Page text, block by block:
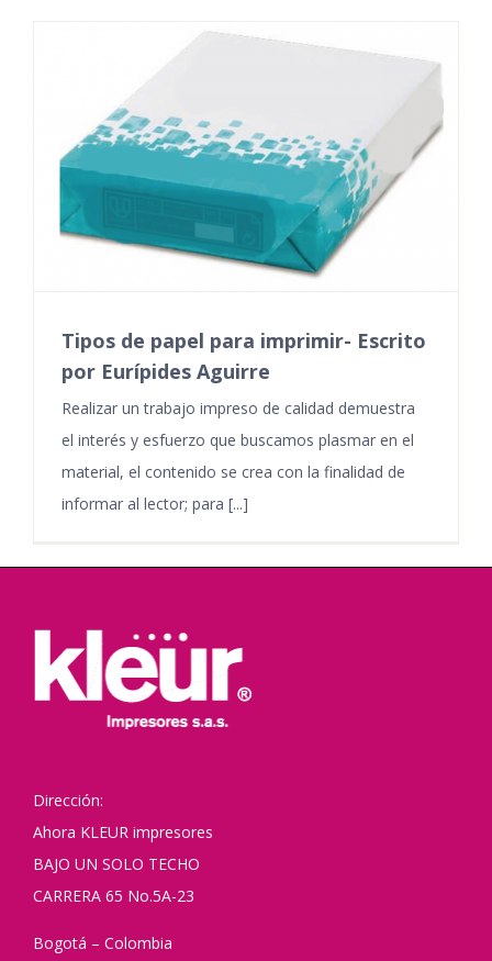
Tipos de papel para imprimir- Escrito
por Eurípides Aguirre
Realizar un trabajo impreso de calidad demuestra
el interés y esfuerzo que buscamos plasmar en el
material, el contenido se crea con la finalidad de
informar al lector; para [...]
Dirección:
Ahora KLEUR impresores
BAJO UN SOLO TECHO
CARRERA 65 No.5A-23
Bogotá – Colombia